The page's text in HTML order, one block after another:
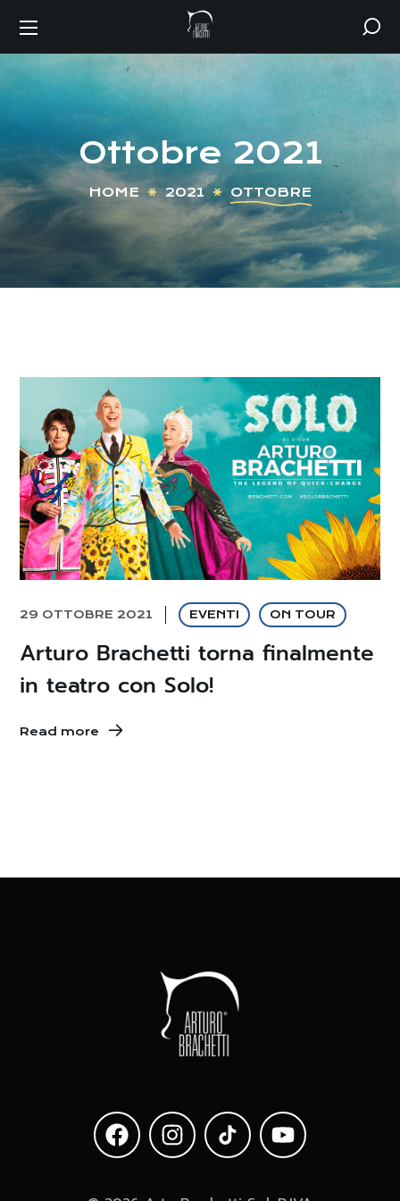
Ottobre 2021
HOME 2021 OTTOBRE
29 OTTOBRE 2021 EVENTI ON TOUR
Arturo Brachetti torna finalmente
in teatro con Solo!
Read more